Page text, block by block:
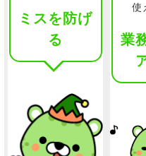
ミスを防げ
る
使
業